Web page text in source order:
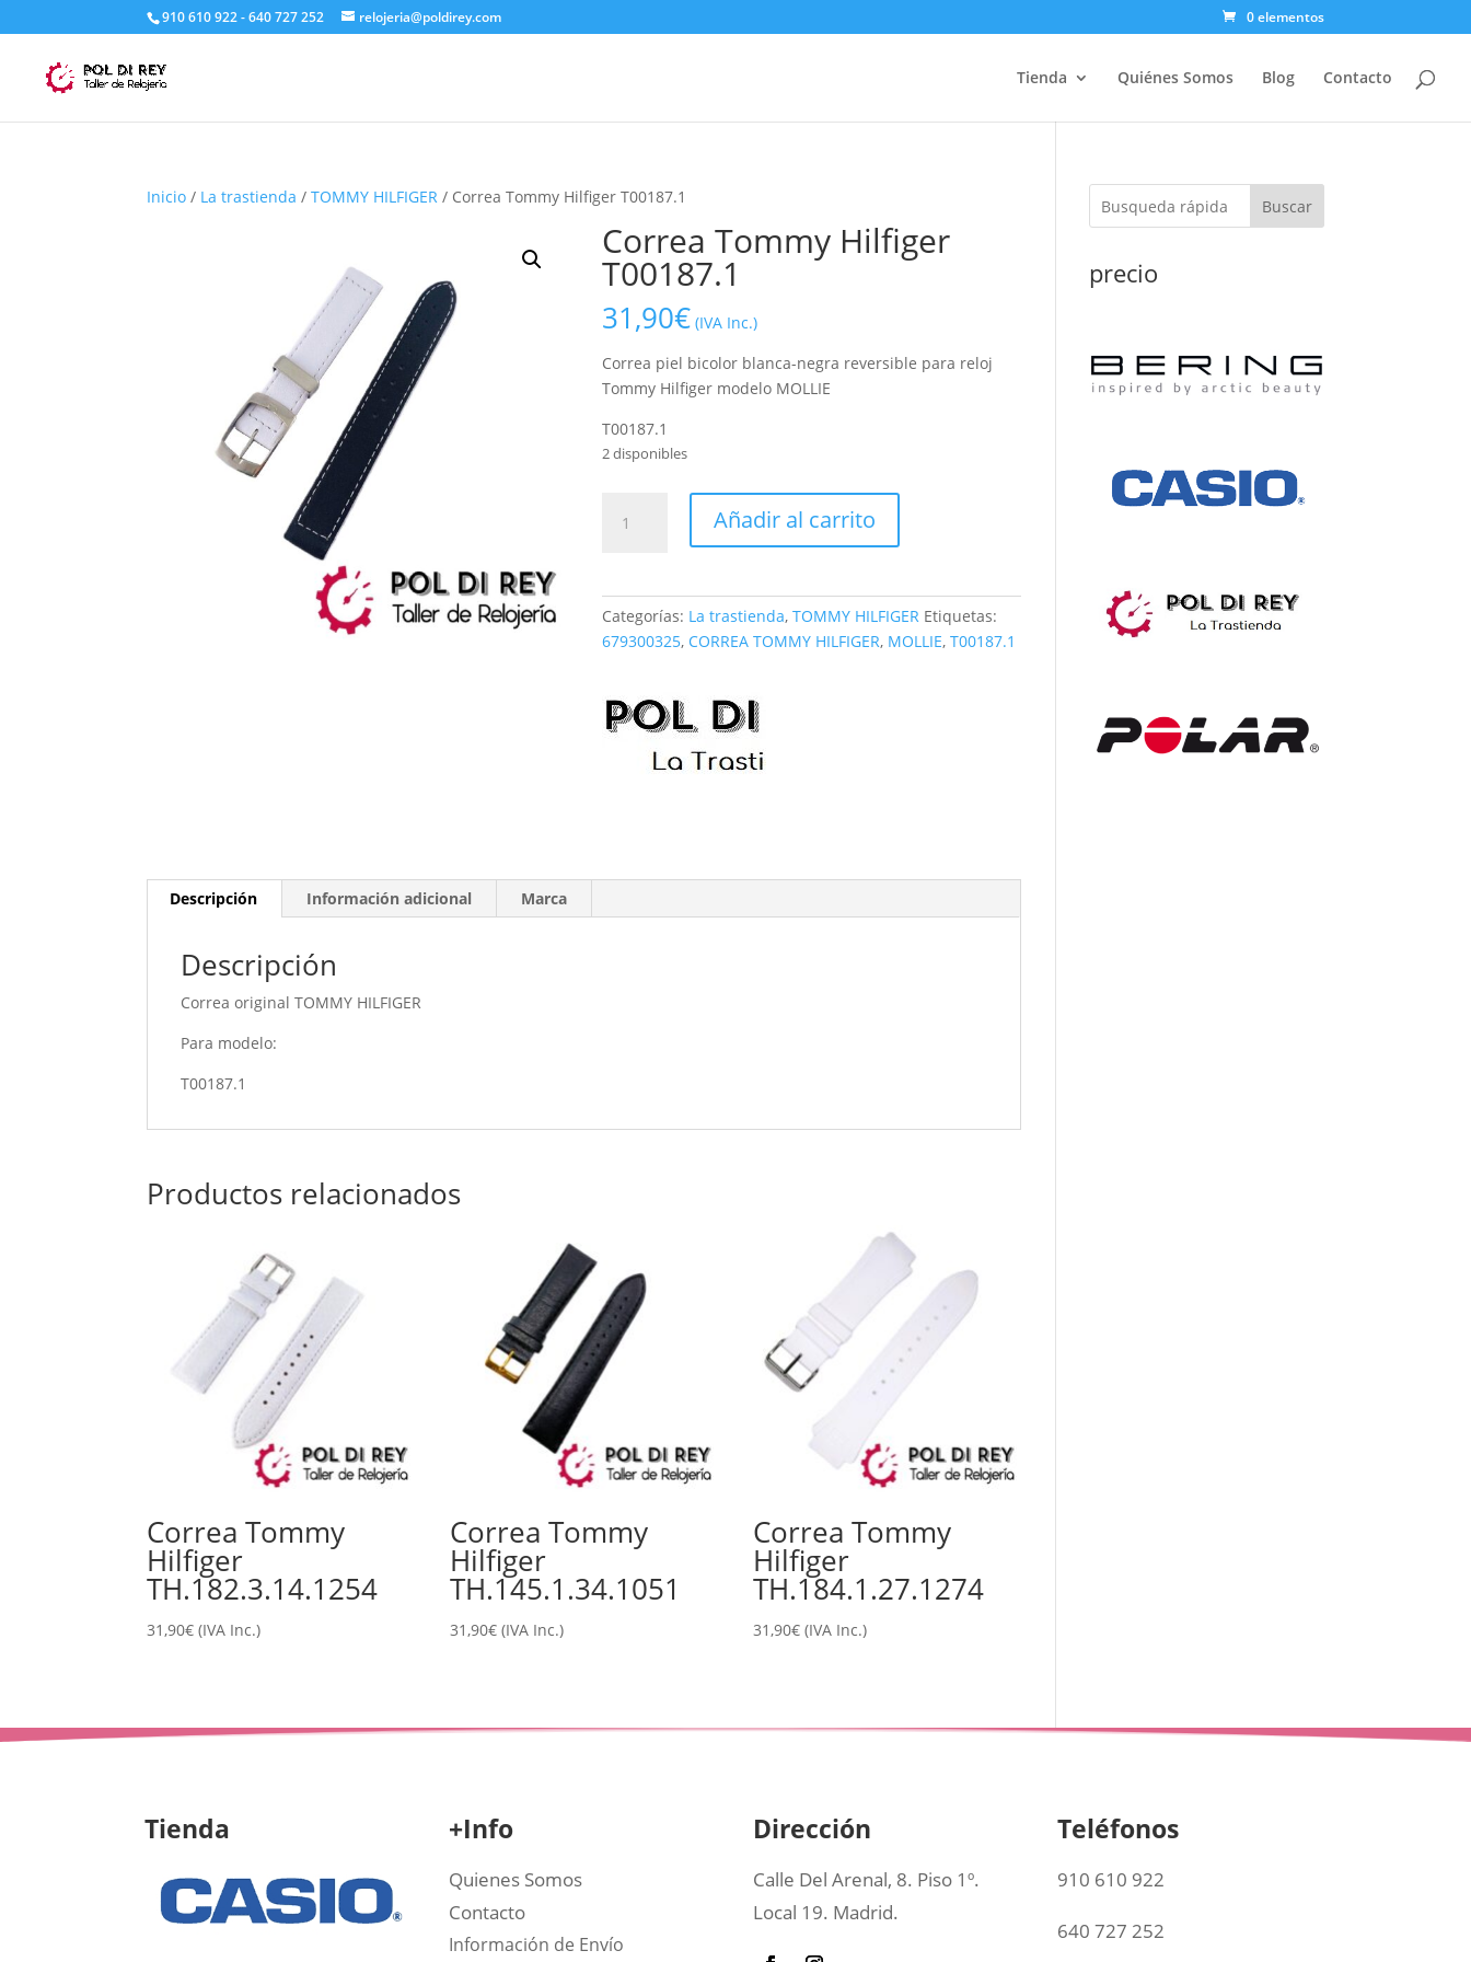
910 610 922 - 640 727 252 relojeria@poldirey.com 0 elementos
Tienda Quiénes Somos Blog Contacto
Inicio / La trastienda /TOMMY HILFIGER / Correa Tommy Hilfiger T00187.1
Correa Tommy Hilfiger
T00187.1
31,90€ (IVA Inc.)
Correa piel bicolor blanca-negra reversible para reloj
Tommy Hilfiger modelo MOLLIE
T00187.1
2 disponibles
Tommy
cantidad
Añadir al carrito
Categorías: La trastienda, TOMMY HILFIGER Etiquetas:
679300325, CORREA TOMMY HILFIGER, MOLLIE, T00187.1
Descripción Información adicional Marca
Descripción
Correa original TOMMY HILFIGER
Para modelo:
T00187.1
Productos relacionados
Correa Tommy
Hilfiger
TH.182.3.14.1254
31,90€ (IVA Inc.)
Correa Tommy
Hilfiger
TH.145.1.34.1051
31,90€ (IVA Inc.)
Correa Tommy
Hilfiger
TH.184.1.27.1274
31,90€ (IVA Inc.)
Buscar
precio
Tienda +Info
Quienes Somos
Contacto
Información de Envío
Dirección
Calle Del Arenal, 8. Piso 1º.
Local 19. Madrid.
Teléfonos
910 610 922
640 727 252